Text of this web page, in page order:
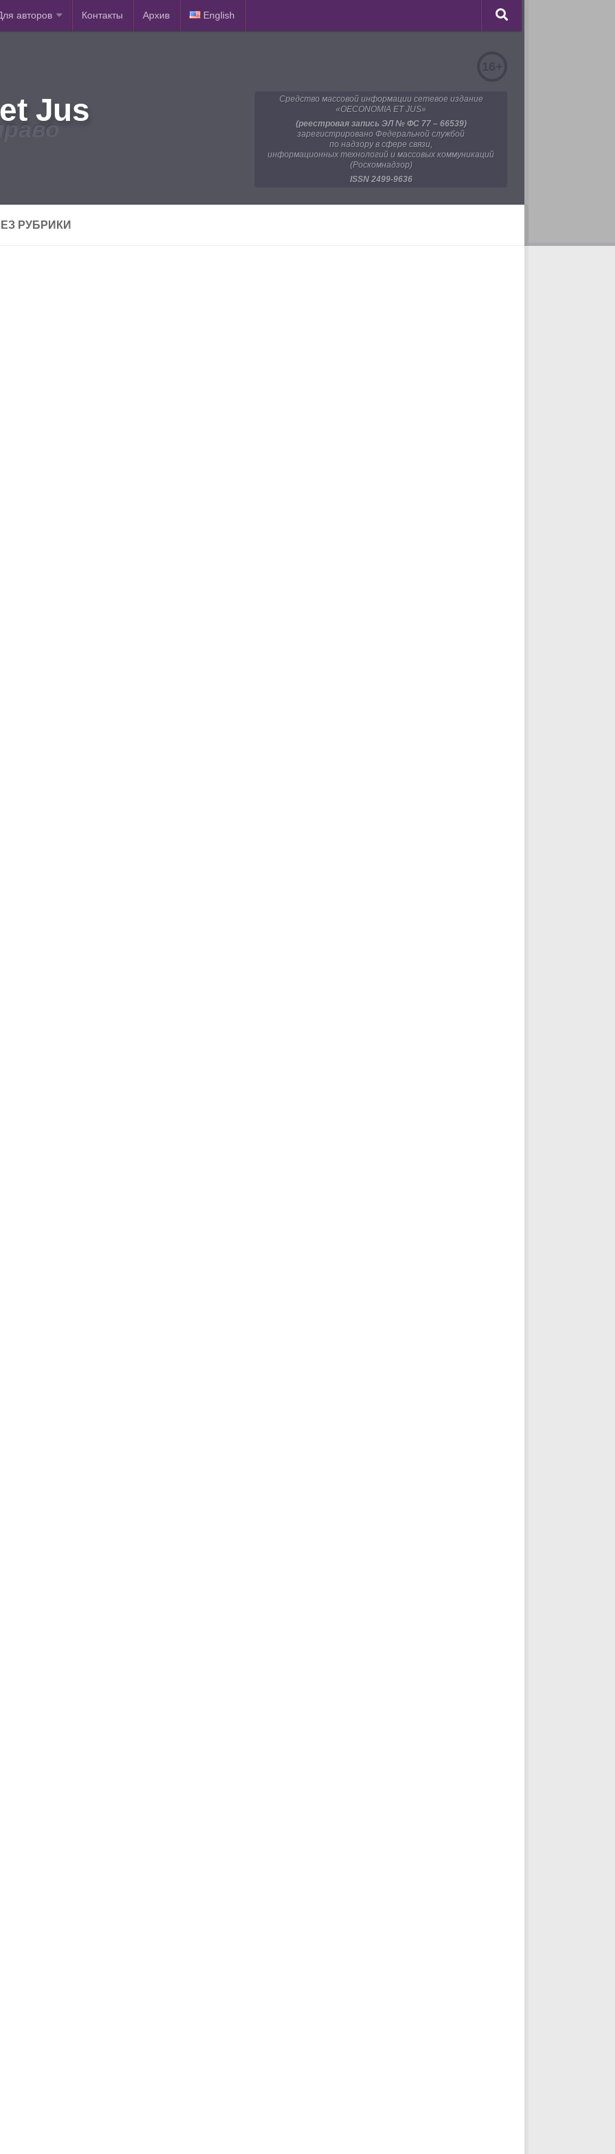
авторов Контакты Архив English
Jus
Средство массовой информации сетевое издание
«OECONOMIA ET JUS»
(реестровая запись ЭЛ № ФС 77 – 66539)
зарегистрировано Федеральной службой
по надзору в сфере связи,
информационных технологий и массовых коммуникаций
(Роскомнадзор)
ISSN 2499-9636
РУБРИКИ